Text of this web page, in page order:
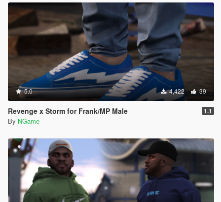
5.0 4,422 39
Revenge x Storm for Frank/MP Male 1.1
By NGame